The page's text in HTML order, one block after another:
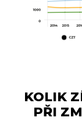
KOLIK
PŘI